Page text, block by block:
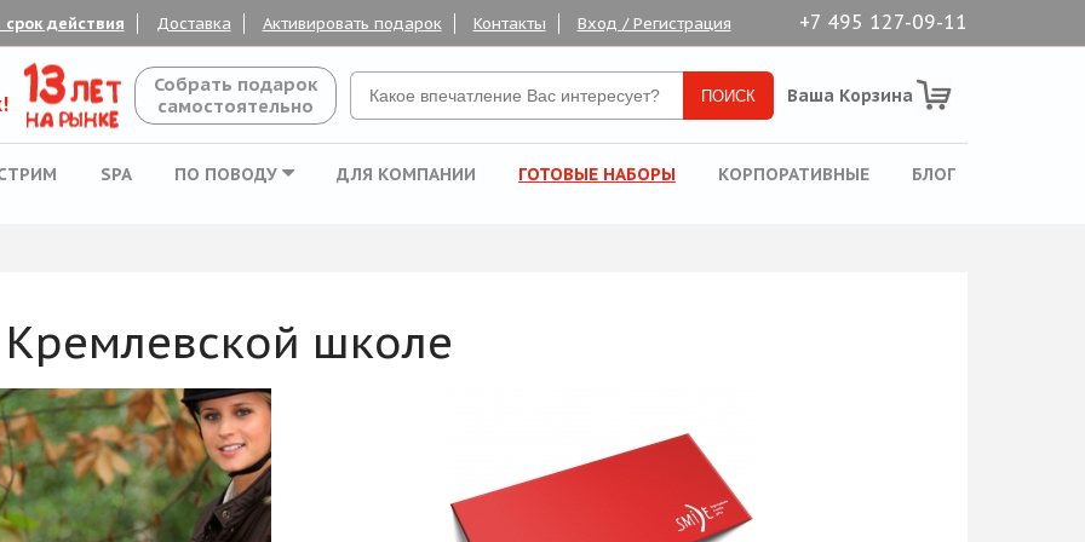
действия Доставка Активировать подарок Контакты Вход / Регистрация +7 495 127-09-11
Собрать подарок
самостоятельно
Ваша Корзина
SPA ПО ПОВОДУ ДЛЯ КОМПАНИИ ГОТОВЫЕ НАБОРЫ КОРПОРАТИВНЫЕ БЛОГ
школе